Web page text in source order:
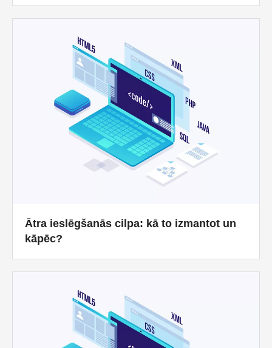
Ātra ieslēgšanās cilpa: kā to izmantot un
kāpēc?